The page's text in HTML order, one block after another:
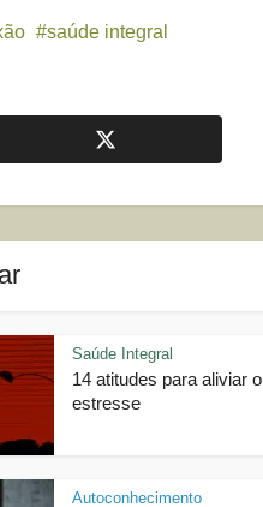
saúde integral
Saúde Integral
14 atitudes para aliviar o
estresse
Autoconhecimento